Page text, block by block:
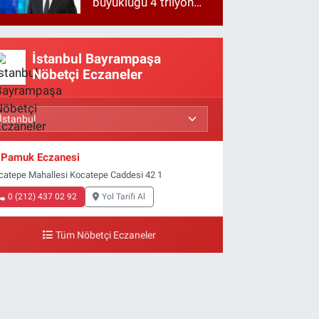
İstanbul Bayrampaşa
Nöbetçi Eczaneler
Pamuk Eczanesi
Mahallesi Kocatepe Caddesi 42 1
0 (212) 437 02 92 Yol Tarifi Al
Tüm Nöbetçi Eczaneler